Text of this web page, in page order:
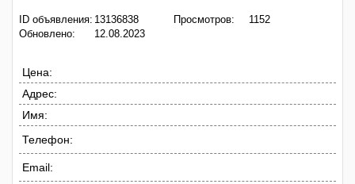
ID объявления: 13136838
Обновлено:
12.08.2023
Просмотров: 1152
Цена:
Адрес:
Имя:
Телефон:
Email: